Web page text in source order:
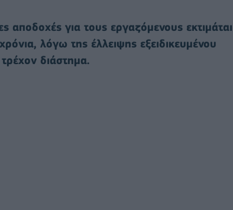
αποδοχές για τους εργαζόμενους εκτιμάται
λόγω της έλλειψης εξειδικευμένου
διάστημα.